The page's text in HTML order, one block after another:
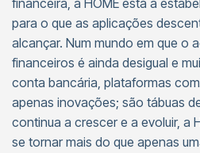
financeira, a HOME está a
para o que as aplicações
alcançar. Num mundo em que o
financeiros é ainda desigual e
conta bancária, plataformas
apenas inovações; são tábuas
continua a crescer e a evoluir, a
se tornar mais do que apenas